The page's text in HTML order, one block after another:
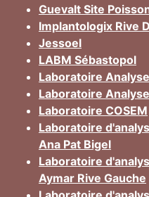
Guevalt Site
Implantologix Rive
Jessoel
LABM Sébastopol
Laboratoire
Laboratoire
Laboratoire COSEM
Laboratoire
Ana Pat Bigel
Laboratoire
Aymar Rive Gauche